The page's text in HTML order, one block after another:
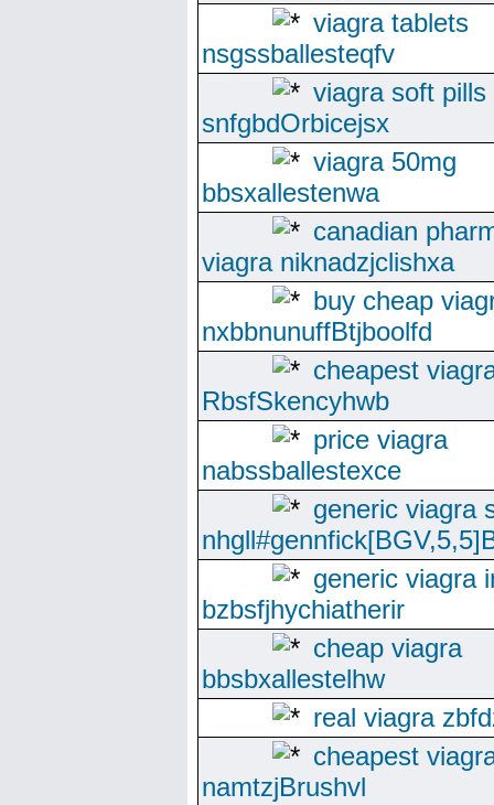
viagra tablets
nsgssballesteqfv
viagra soft pills
snfgbdOrbicejsx
viagra 50mg
bbsxallestenwa
canadian
viagra niknadzjclishxa
buy cheap
nxbbnunuffBtjboolfd
cheapest
RbsfSkencyhwb
price viagra
nabssballestexce
generic viagra
generic viagra
bzbsfjhychiatherir
cheap viagra
bbsbxallestelhw
real viagra
cheapest
namtzjBrushvl